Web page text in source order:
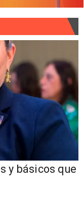
y básicos que